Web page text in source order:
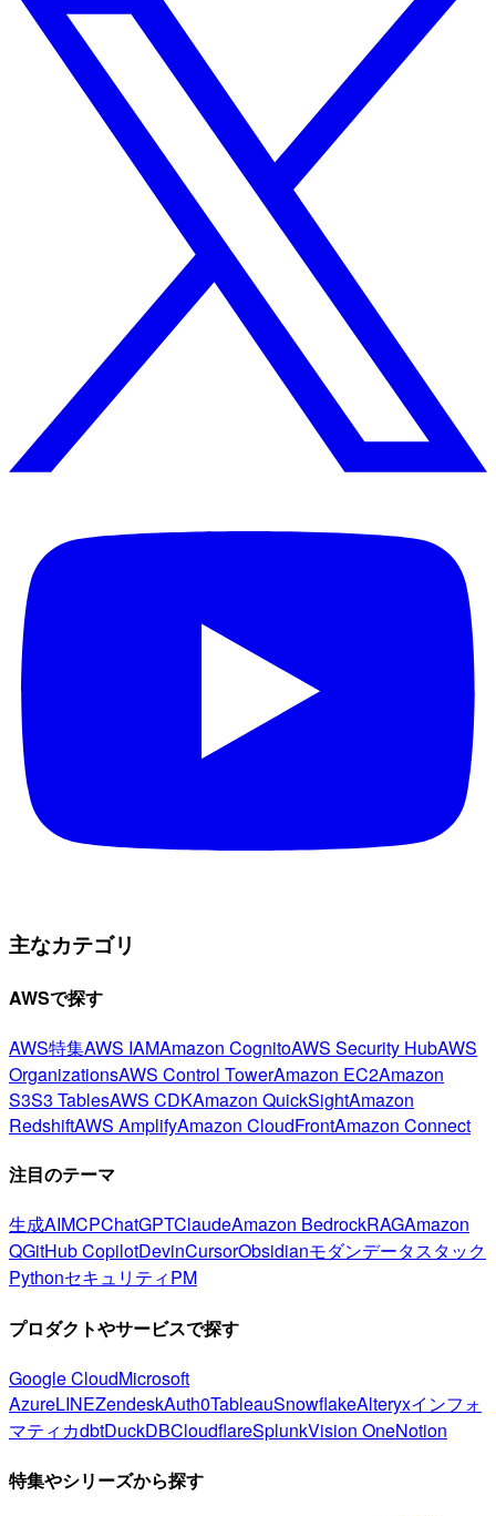
主なカテゴリ
AWSで探す
AWS特集AWS IAMAmazon CognitoAWS Security HubAWS
OrganizationsAWS Control TowerAmazon EC2Amazon
S3S3 TablesAWS CDKAmazon QuickSightAmazon
RedshiftAWS AmplifyAmazon CloudFrontAmazon Connect
注目のテーマ
生成AIMCPChatGPTClaudeAmazon BedrockRAGAmazon
QGitHub CopilotDevinCursorObsidianモダンデータスタック
PythonセキュリティPM
プロダクトやサービスで探す
Google CloudMicrosoft
AzureLINEZendeskAuth0TableauSnowflakeAlteryxインフォ
マティカdbtDuckDBCloudflareSplunkVision OneNotion
特集やシリーズから探す